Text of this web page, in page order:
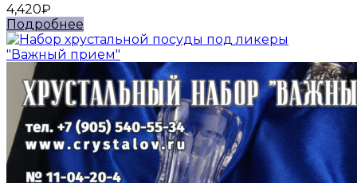
4,420₽
Подробнее